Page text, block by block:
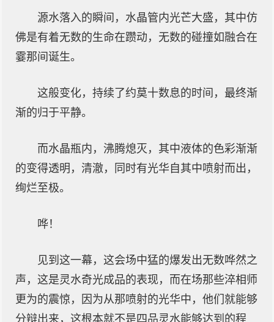
源水落入的瞬间，水晶管内光芒大盛，其中仿
佛是有着无数的生命在躜动，无数的碰撞如融合在
霎那间诞生。
这般变化，持续了约莫十数息的时间，最终渐
渐的归于平静。
而水晶瓶内，沸腾熄灭，其中液体的色彩渐渐
的变得透明，清澈，同时有光华自其中喷射而出，
绚烂至极。
哗！
见到这一幕，这会场中猛的爆发出无数哗然之
声，这是灵水奇光成品的表现，而在场那些淬相师
更为的震惊，因为从那喷射的光华中，他们就能够
分辩出来，这根本就不是四品灵水能够达到的程